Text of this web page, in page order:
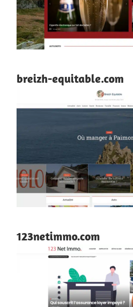
breizh-equitable.com
123netimmo.com